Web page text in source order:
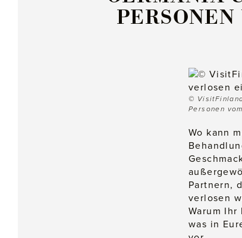
©
Personen
Wo kann
Partnern,
verlosen
Warum
was in